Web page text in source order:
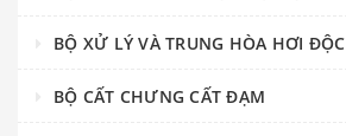
BỘ XỬ LÝ VÀ TRUNG HÒA HƠI ĐỘC
BỘ CẤT CHƯNG CẤT ĐẠM